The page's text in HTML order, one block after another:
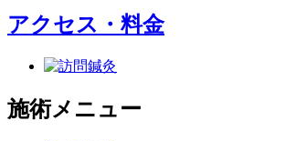
アクセス・料金
施術メニュー